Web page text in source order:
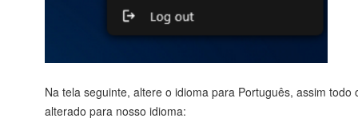
Na tela seguinte, altere o idioma para Português, assim todo
alterado para nosso idioma: